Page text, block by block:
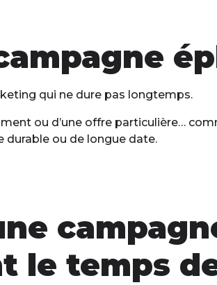
qui ne dure pas longtemps.
ou d’une offre particulière…
ou de longue date.
le temps